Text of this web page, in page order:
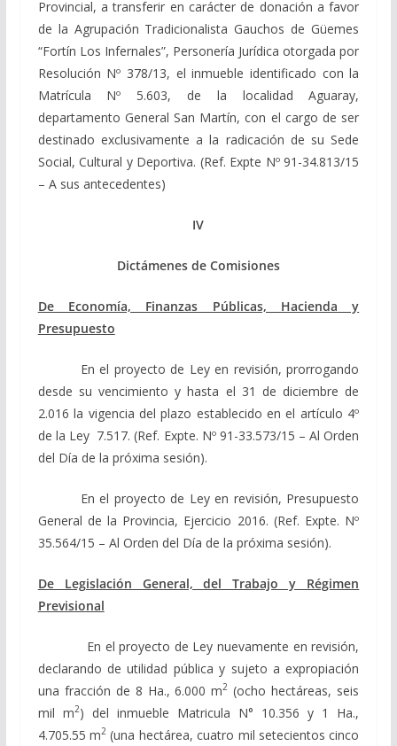
Provincial, a transferir en carácter de donación a favor
de la Agrupación Tradicionalista Gauchos de Güemes
“Fortín Los Infernales”, Personería Jurídica otorgada por
Resolución Nº 378/13, el inmueble identificado con la
Matrícula Nº 5.603, de la localidad Aguaray,
departamento General San Martín, con el cargo de ser
destinado exclusivamente a la radicación de su Sede
Social, Cultural y Deportiva. (Ref. Expte Nº 91-34.813/15
– A sus antecedentes)
IV
Dictámenes de Comisiones
De Economía, Finanzas Públicas, Hacienda y
Presupuesto
En el proyecto de Ley en revisión, prorrogando
desde su vencimiento y hasta el 31 de diciembre de
2.016 la vigencia del plazo establecido en el artículo 4º
de la Ley 7.517. (Ref. Expte. Nº 91-33.573/15 – Al Orden
del Día de la próxima sesión).
En el proyecto de Ley en revisión, Presupuesto
General de la Provincia, Ejercicio 2016. (Ref. Expte. Nº
35.564/15 – Al Orden del Día de la próxima sesión).
De Legislación General, del Trabajo y Régimen
Previsional
En el proyecto de Ley nuevamente en revisión,
declarando de utilidad pública y sujeto a expropiación
una fracción de 8 Ha., 6.000 m2 (ocho hectáreas, seis
mil m2) del inmueble Matricula N° 10.356 y 1 Ha.,
4.705.55 m2 (una hectárea, cuatro mil setecientos cinco